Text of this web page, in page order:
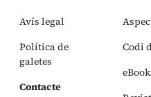
Avís legal
Política de
galetes
Contacte
Codi